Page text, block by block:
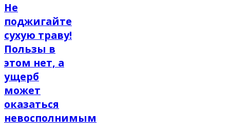
Не
поджигайте
сухую траву!
Пользы в
этом нет, а
ущерб
может
оказаться
невосполнимым